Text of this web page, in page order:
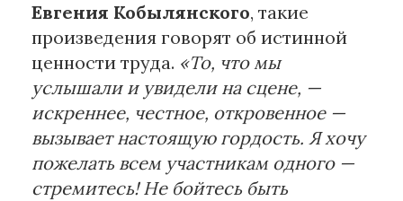
Евгения Кобылянского, такие
произведения говорят об истинной
ценности труда. «То, что мы
услышали и увидели на сцене, —
искреннее, честное, откровенное —
вызывает настоящую гордость. Я хочу
пожелать всем участникам одного —
стремитесь! Не бойтесь быть